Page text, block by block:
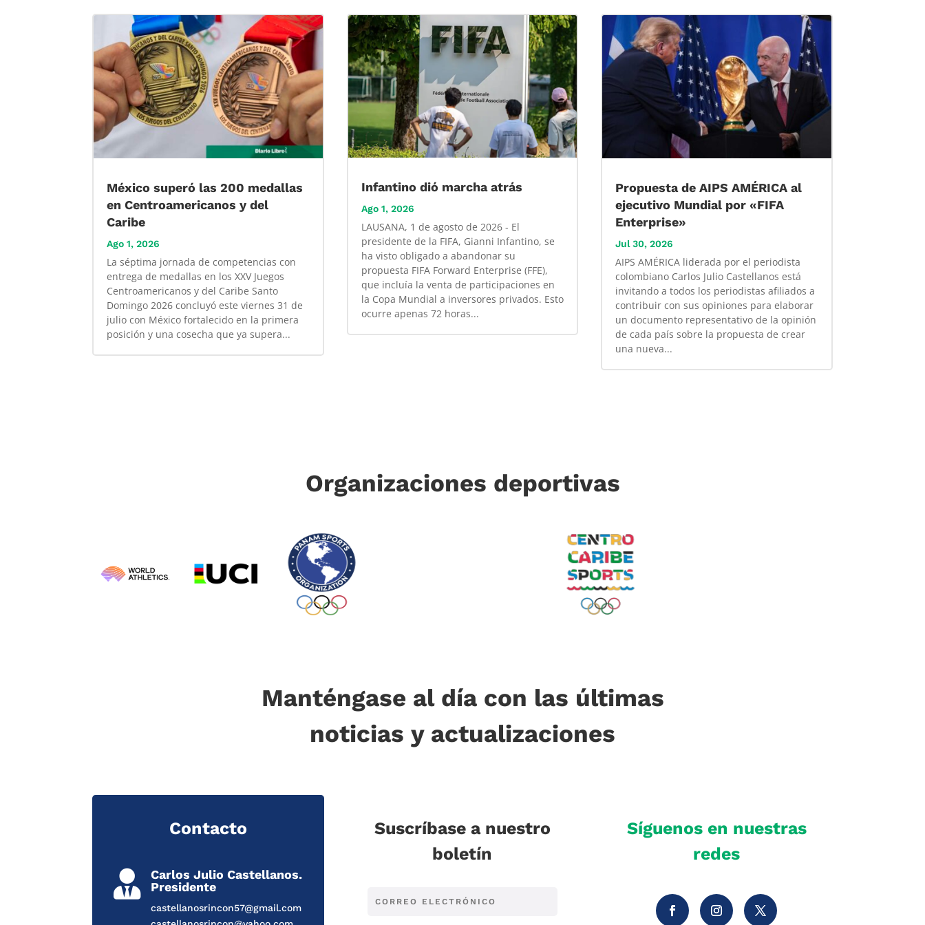
México superó las 200 medallas
en Centroamericanos y del
Caribe
Ago 1, 2026
La séptima jornada de competencias con
entrega de medallas en los XXV Juegos
Centroamericanos y del Caribe Santo
Domingo 2026 concluyó este viernes 31 de
julio con México fortalecido en la primera
posición y una cosecha que ya supera...
Infantino dió marcha atrás
Ago 1, 2026
LAUSANA, 1 de agosto de 2026 - El
presidente de la FIFA, Gianni Infantino, se
ha visto obligado a abandonar su
propuesta FIFA Forward Enterprise (FFE),
que incluía la venta de participaciones en
la Copa Mundial a inversores privados. Esto
ocurre apenas 72 horas...
Propuesta de AIPS AMÉRICA al
ejecutivo Mundial por «FIFA
Enterprise»
Jul 30, 2026
AIPS AMÉRICA liderada por el periodista
colombiano Carlos Julio Castellanos está
invitando a todos los periodistas afiliados a
contribuir con sus opiniones para elaborar
un documento representativo de la opinión
de cada país sobre la propuesta de crear
una nueva...
Organizaciones deportivas
Manténgase al día con las últimas
noticias y actualizaciones
Contacto

Carlos Julio Castellanos.
Presidente
castellanosrincon57@gmail.com
Suscríbase a nuestro
boletín
Síguenos en nuestras
redes